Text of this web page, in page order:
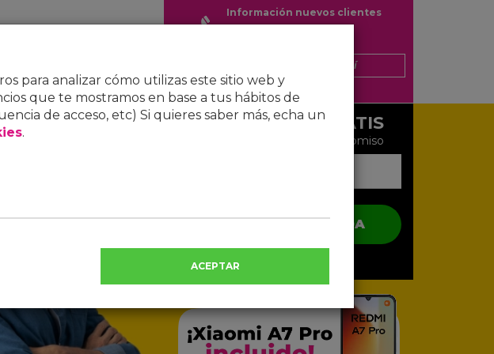
Información nuevos clientes
clic aquí
BLOG
Te llamamos GRATIS
Infórmate ahora y sin compromiso
SOLICITAR LLAMADA
Al proporcionarnos tus datos a través de esta web,
das tu consentimiento para que ADSLHOUSE
S.L.te contacte para ser informado ahora y en el
futuro, por cualquier medio telemático, sobre
ofertas y promociones para suministros y servicios
para el hogar. Puedes configurar tu
consentimiento haciendo clic en
para analizar cómo utilizas este sitio web y
que te mostramos en base a tus hábitos de
de acceso, etc) Si quieres saber más, echa un
.
ACEPTAR